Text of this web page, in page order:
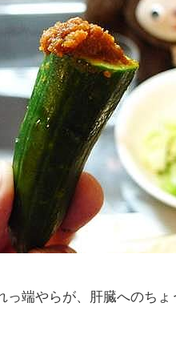
っ端やらが、肝臓へのち